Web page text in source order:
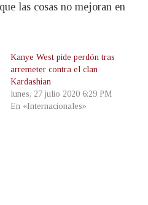
las cosas no mejoran en
Kanye West pide perdón tras
arremeter contra el clan
Kardashian
lunes, 27 julio 2020 6:29 PM
En «Internacionales»